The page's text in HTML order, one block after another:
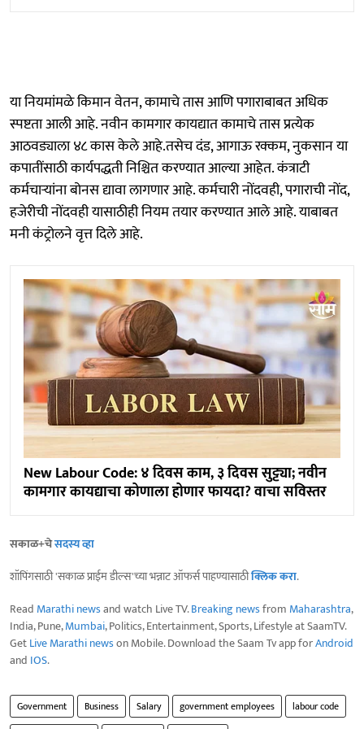
या नियमांमळे किमान वेतन, कामाचे तास आणि पगाराबाबत अधिक
स्पष्टता आली आहे. नवीन कामगार कायद्यात कामाचे तास प्रत्येक
आठवड्याला ४८ कास केले आहे.तसेच दंड, आगाऊ रक्कम, नुकसान या
कपातींसाठी कार्यपद्धती निश्चित करण्यात आल्या आहेत. कंत्राटी
कर्मचाऱ्यांना बोनस द्यावा लागणार आहे. कर्मचारी नोंदवही, पगाराची नोंद,
हजेरीची नोंदवही यासाठीही नियम तयार करण्यात आले आहे. याबाबत
मनी कंट्रोलने वृत्त दिले आहे.
New Labour Code: ४ दिवस काम, ३ दिवस सुट्ट्या; नवीन
कामगार कायद्याचा कोणाला होणार फायदा? वाचा सविस्तर
सकाळ+चेसदस्य व्हा
शॉपिंगसाठी 'सकाळ प्राईम डील्स'च्या भन्नाट ऑफर्स पाहण्यासाठीक्लिक करा.
Read Marathi newsand watch Live TV.Breaking newsfrom Maharashtra,
India, Pune,Mumbai, Politics, Entertainment, Sports, Lifestyle at SaamTV.
GetLive Marathi newson Mobile. Download the Saam Tv app forAndroid
and IOS.
Government Business Salary government employees
labour code